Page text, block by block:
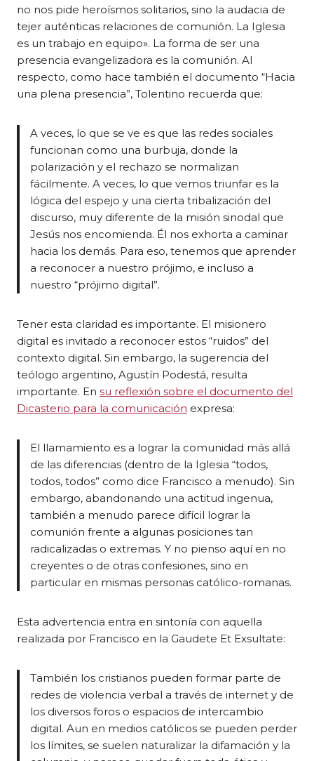
no nos pide heroísmos solitarios, sino la audacia de
tejer auténticas relaciones de comunión. La Iglesia
es un trabajo en equipo». La forma de ser una
presencia evangelizadora es la comunión. Al
respecto, como hace también el documento “Hacia
una plena presencia”, Tolentino recuerda que:
A veces, lo que se ve es que las redes sociales
funcionan como una burbuja, donde la
polarización y el rechazo se normalizan
fácilmente. A veces, lo que vemos triunfar es la
lógica del espejo y una cierta tribalización del
discurso, muy diferente de la misión sinodal que
Jesús nos encomienda. Él nos exhorta a caminar
hacia los demás. Para eso, tenemos que aprender
a reconocer a nuestro prójimo, e incluso a
nuestro “prójimo digital”.
Tener esta claridad es importante. El misionero
digital es invitado a reconocer estos “ruidos” del
contexto digital. Sin embargo, la sugerencia del
teólogo argentino, Agustín Podestá, resulta
importante. En su reflexión sobre el documento del
Dicasterio para la comunicación expresa:
El llamamiento es a lograr la comunidad más allá
de las diferencias (dentro de la Iglesia “todos,
todos, todos” como dice Francisco a menudo). Sin
embargo, abandonando una actitud ingenua,
también a menudo parece difícil lograr la
comunión frente a algunas posiciones tan
radicalizadas o extremas. Y no pienso aquí en no
creyentes o de otras confesiones, sino en
particular en mismas personas católico-romanas.
Esta advertencia entra en sintonía con aquella
realizada por Francisco en la Gaudete Et Exsultate:
También los cristianos pueden formar parte de
redes de violencia verbal a través de internet y de
los diversos foros o espacios de intercambio
digital. Aun en medios católicos se pueden perder
los límites, se suelen naturalizar la difamación y la